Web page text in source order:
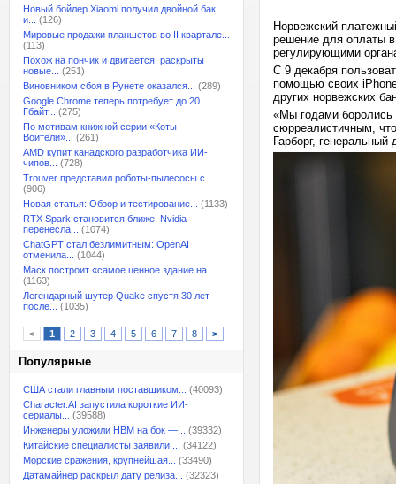
Новый бойлер Xiaomi получил двойной бак
и...
(126)
Мировые продажи планшетов во II квартале...
(113)
Похож на пончик и двигается: раскрыты
новые...
(251)
Виновником сбоя в Рунете оказался...
(289)
Google Chrome теперь потребует до 20
Гбайт...
(275)
По мотивам книжной серии «Коты-
Воители»...
(261)
AMD купит канадского разработчика ИИ-
чипов...
(728)
Trouver представил роботы-пылесосы с...
(906)
Новая статья: Обзор и тестирование...
(1133)
RTX Spark становится ближе: Nvidia
перенесла...
(1074)
ChatGPT стал безлимитным: OpenAI
отменила...
(1044)
Маск построит «самое ценное здание на...
(1163)
Легендарный шутер Quake спустя 30 лет
после...
(1035)
< 1 2 3 4 5 6 7 8 >
Популярные
США стали главным поставщиком...
(40093)
Character.AI запустила короткие ИИ-
сериалы...
(39588)
Инженеры уложили HBM на бок —...
(39332)
Китайские специалисты заявили,...
(34122)
Морские сражения, крупнейшая...
(33490)
Датамайнер раскрыл дату релиза...
(32323)
Норвежский
решение для оплаты
регулирующими
С 9 декабря
помощью своих
других норвежских
«Мы годами боролись
сюрреалистичным,
Гарборг,